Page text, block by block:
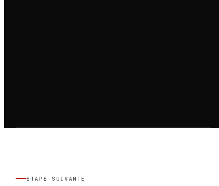
ÉTAPE SUIVANTE